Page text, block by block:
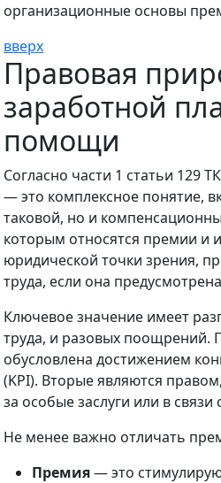
организационные основы
вверх
Правовая
заработной
помощи
Согласно части 1 статьи 129
— это комплексное понятие,
таковой, но и
которым относятся премии и
юридической точки зрения,
труда, если она
Ключевое значение имеет
труда, и разовых поощрений.
обусловлена достижением
(KPI). Вторые являются
за особые заслуги или в
Не менее важно отличать
Премия— это